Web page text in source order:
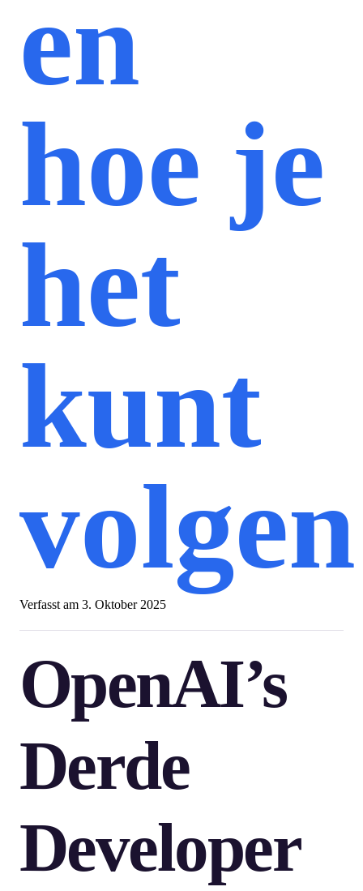
en
hoe je
het
kunt
volgen
Verfasst am 3. Oktober 2025
OpenAI’s
Derde
Developer